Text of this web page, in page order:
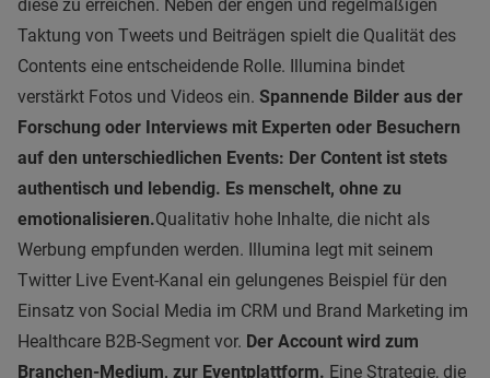
diese zu erreichen. Neben der engen und regelmäßigen
Taktung von Tweets und Beiträgen spielt die Qualität des
Contents eine entscheidende Rolle. Illumina bindet
verstärkt Fotos und Videos ein. Spannende Bilder aus der
Forschung oder Interviews mit Experten oder Besuchern
auf den unterschiedlichen Events: Der Content ist stets
authentisch und lebendig. Es menschelt, ohne zu
emotionalisieren.Qualitativ hohe Inhalte, die nicht als
Werbung empfunden werden. Illumina legt mit seinem
Twitter Live Event-Kanal ein gelungenes Beispiel für den
Einsatz von Social Media im CRM und Brand Marketing im
Healthcare B2B-Segment vor. Der Account wird zum
Branchen-Medium, zur Eventplattform. Eine Strategie, die